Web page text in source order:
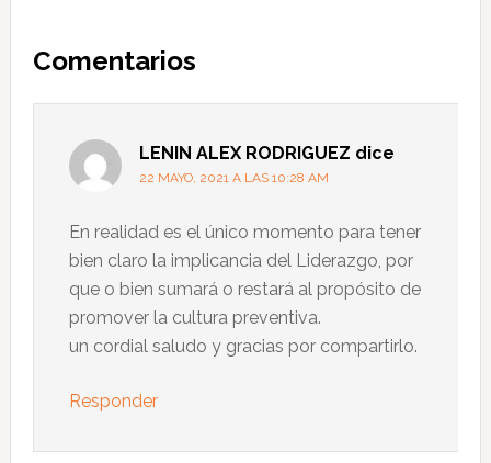
Interacciones
con
lectores
Comentarios
LENIN ALEX RODRIGUEZ dice
22 MAYO, 2021 A LAS 10:28 AM
En realidad es el único momento para tener
bien claro la implicancia del Liderazgo, por
que o bien sumará o restará al propósito de
promover la cultura preventiva.
un cordial saludo y gracias por compartirlo.
Responder